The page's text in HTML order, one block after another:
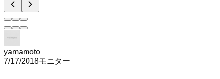
yamamoto
7/17/2018モニター